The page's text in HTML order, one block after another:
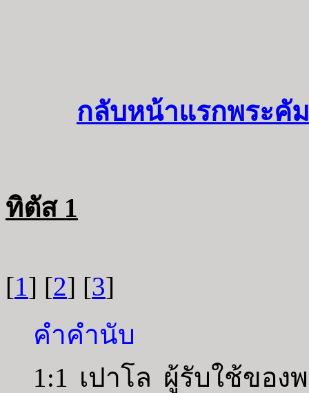
กลับหน้าแรกพระคั
ทิตัส 1
[1] [2] [3]
คำคำนับ
1:1 เปาโล ผู้รับใช้ของ